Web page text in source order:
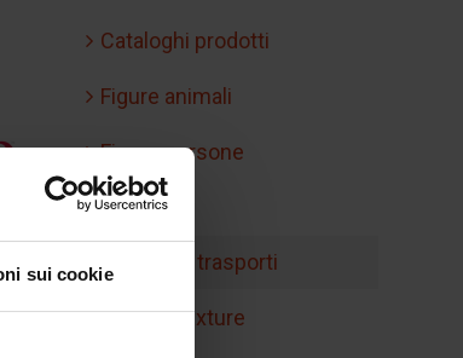
sui cookie
Cataloghi prodotti
Figure animali
Figure persone
Handicap
Mobilità e trasporti
Retini e texture